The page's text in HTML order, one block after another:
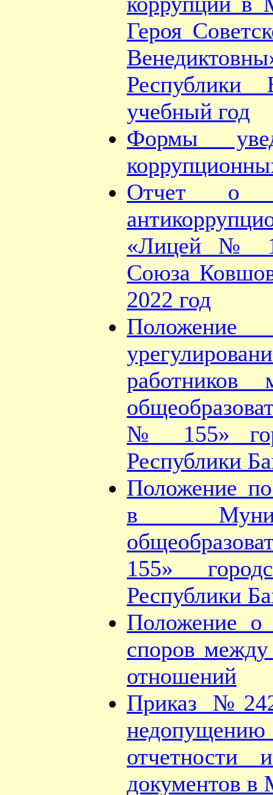
Героя
Республики
учебный год
Формы
Отчет о
«Лицей №
Союза
2022 год
работников
№ 155»
Республики
Положение
в
155»
Республики
Положение о
споров между
отношений
Приказ
отчетности
документов